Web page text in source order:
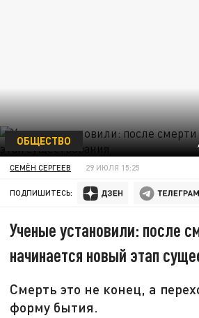
ОБЩЕСТВО
СЕМЁН СЕРГЕЕВ 29 ИЮЛЯ 15:25
ПОДПИШИТЕСЬ:
Ученые установили: после
начинается новый этап
Смерть это не конец, а
форму бытия.